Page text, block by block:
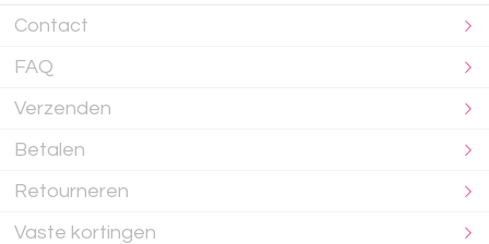
Contact
FAQ
Verzenden
Betalen
Retourneren
Vaste kortingen